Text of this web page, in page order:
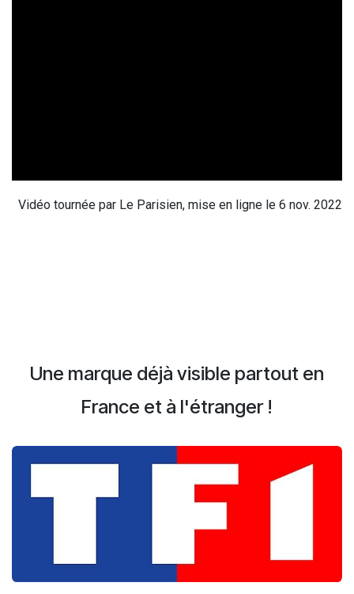
Vidéo tournée par Le Parisien, mise en ligne le 6 nov. 2022
Une marque déjà visible partout en
France et à l'étranger !